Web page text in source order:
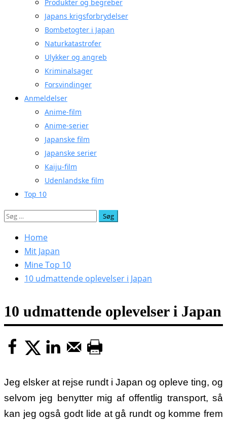
Produkter og begreber
Japans krigsforbrydelser
Bombetogter i Japan
Naturkatastrofer
Ulykker og angreb
Kriminalsager
Forsvindinger
Anmeldelser
Anime-film
Anime-serier
Japanske film
Japanske serier
Kaiju-film
Udenlandske film
Top 10
Søg
Home
Mit Japan
Mine Top 10
10 udmattende oplevelser i Japan
10 udmattende oplevelser i Japan
Jeg elsker at rejse rundt i Japan og opleve ting, og
selvom jeg benytter mig af offentlig transport, så
kan jeg også godt lide at gå rundt og komme frem